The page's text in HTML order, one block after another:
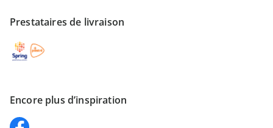
Prestataires de livraison
Encore plus d’inspiration